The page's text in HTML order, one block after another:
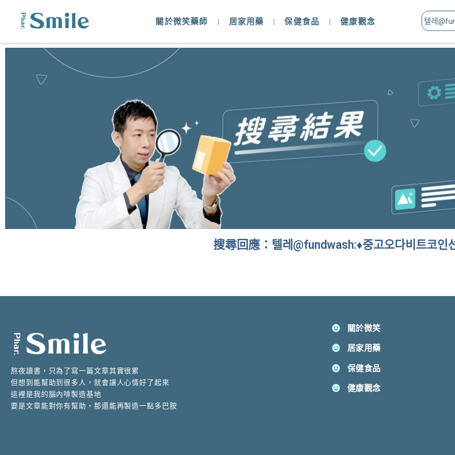
關於微笑藥師 居家用藥 保健食品 健康觀念
搜尋回應：텔레@fundwash:♦중고오다비트코인
熬夜讀書，只為了寫一篇文章其實很累
但想到能幫助到很多人，就會讓人心情好了起來
這裡是我的腦內啡製造基地
要是文章能對你有幫助，那還能再製造一點多巴胺
關於微笑
居家用藥
保健食品
健康觀念